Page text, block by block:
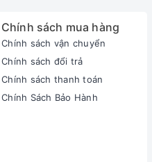
bàn phím, tay cầm
cổng Component
Chính sách mua hàng
Chính sách vận chuyển
Chính sách đổi trả
Chính sách thanh toán
Chính Sách Bảo Hành